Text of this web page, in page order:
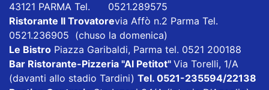
43121 PARMA Tel. 0521.289575
Ristorante Il Trovatorevia Affò n.2 Parma Tel.
0521.236905 (chuso la domenica)
Le Bistro Piazza Garibaldi, Parma tel. 0521 200188
Bar Ristorante-Pizzeria "Al Petitot" Via Torelli, 1/A
(davanti allo stadio Tardini) Tel. 0521-235594/22138